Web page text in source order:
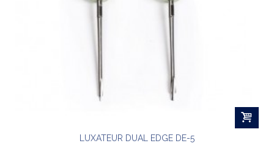
LUXATEUR DUAL EDGE DE-5